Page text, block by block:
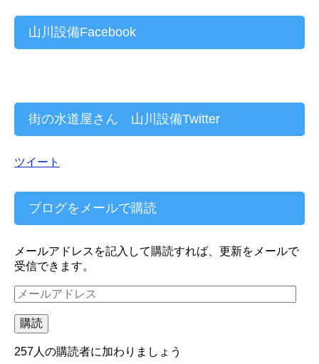
山川設備Facebook
街の水道屋さん 山川設備Twitter
ツイート
ブログをメールで購読
メールアドレスを記入して購読すれば、更新をメールで
受信できます。
メ
ル
ア
ド
購読
257人の購読者に加わりましょう